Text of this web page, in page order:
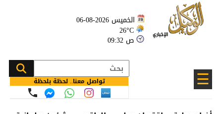
الخميس 2026-08-06
26°C
09:32 ص
☰ تواصل معنا.. لحظة بلحظة